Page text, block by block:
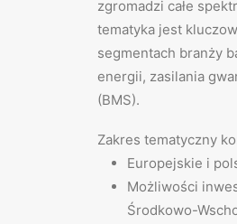
zgromadzi całe
tematyka jest
segmentach branży
energii, zasilania
(BMS).
Zakres tematyczny
Europejskie i
Możliwości
Środkowo-